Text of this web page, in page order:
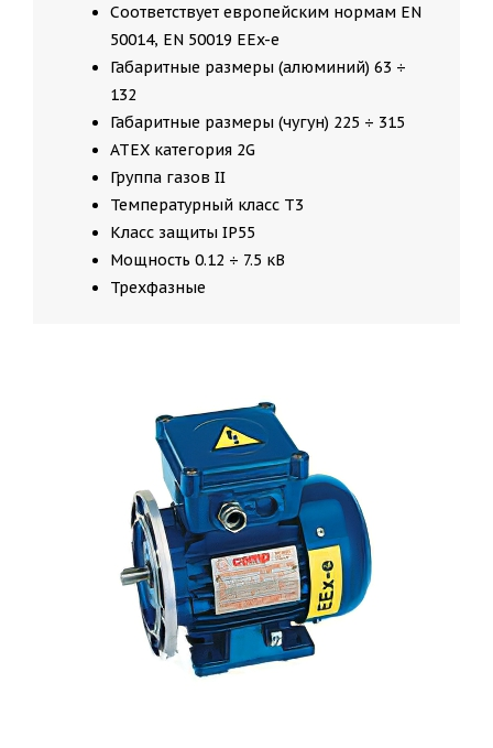
Соответствует европейским нормам EN
50014, EN 50019 EEx-e
Габаритные размеры (алюминий) 63 ÷
132
Габаритные размеры (чугун) 225 ÷ 315
ATEX категория 2G
Группа газов II
Температурный класс T3
Класс защиты IP55
Мощность 0.12 ÷ 7.5 кВ
Трехфазные